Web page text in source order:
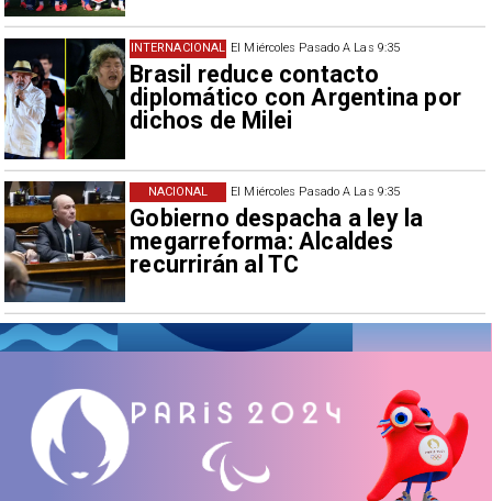
El Miércoles Pasado A Las 9:35
Brasil reduce contacto
diplomático con Argentina por
dichos de Milei
INTERNACIONAL
El Miércoles Pasado A Las 9:35
Gobierno despacha a ley la
megarreforma: Alcaldes
recurrirán al TC
NACIONAL